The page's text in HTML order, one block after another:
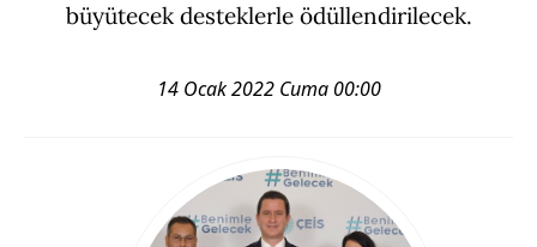
büyütecek desteklerle ödüllendirilecek.
14 Ocak 2022 Cuma 00:00